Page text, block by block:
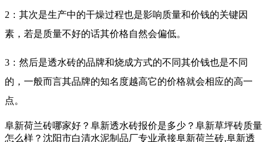
2：其次是生产中的干燥过程也是影响质量和价钱的关键因
素，若是质量不好的话其价格自然会偏低。
3：然后是透水砖的品牌和烧成方式的不同其价钱也是不同
的，一般而言其品牌的知名度越高它的价格就会相应的高一
点。
阜新荷兰砖哪家好？阜新透水砖报价是多少？阜新草坪砖质量
怎么样？沈阳市白清水泥制品厂专业承接阜新荷兰砖,阜新透